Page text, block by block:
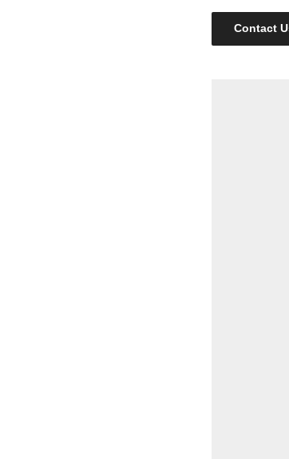
Contact